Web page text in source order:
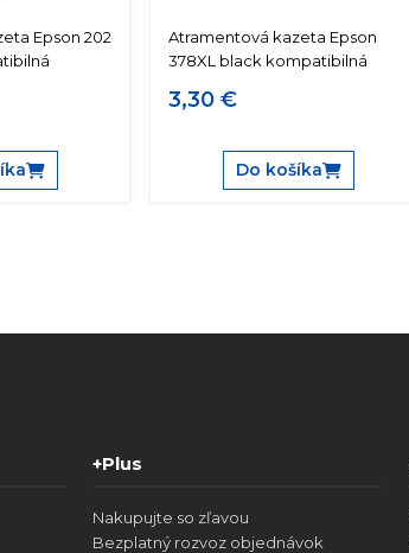
Epson 202
Atramentová kazeta Epson
378XL black kompatibilná
3,30 €
Do košíka
+Plus
Nakupujte so zľavou
Bezplatný rozvoz objednávok